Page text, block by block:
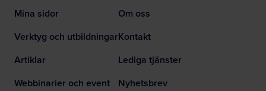
Mina sidor
Verktyg och utbildningar
Artiklar
Webbinarier och event
Om oss
Kontakt
Lediga tjänster
Nyhetsbrev